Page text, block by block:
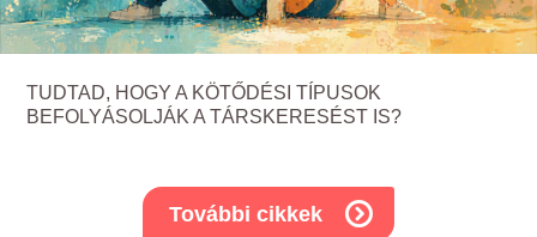
TUDTAD, HOGY A KÖTŐDÉSI TÍPUSOK
BEFOLYÁSOLJÁK A TÁRSKERESÉST IS?
További cikkek